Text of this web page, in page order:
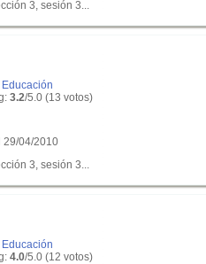
3, sesión 3...
Educación
3.2/5.0 (13 votos)
29/04/2010
3, sesión 3...
Educación
4.0/5.0 (12 votos)